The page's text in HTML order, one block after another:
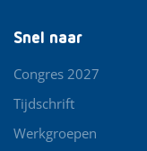
Snel naar
Congres 2027
Tijdschrift
Werkgroepen